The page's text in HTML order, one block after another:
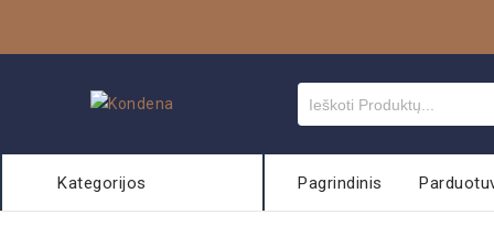
Kategorijos Pagrindinis